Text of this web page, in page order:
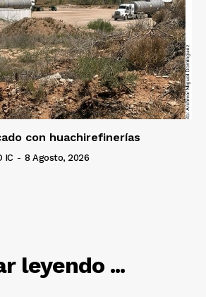
con huachirefinerías
IC - 8 Agosto, 2026
leyendo ...